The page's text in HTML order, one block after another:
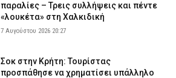
παραλίες – Τρεις συλλήψεις και πέντε
«λουκέτα» στη Χαλκιδική
7 Αυγούστου 2026 20:27
Σοκ στην Κρήτη: Τουρίστας
προσπάθησε να χρηματίσει υπάλληλο